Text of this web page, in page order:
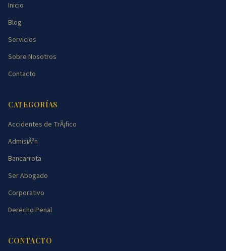
Inicio
Blog
Servicios
Sobre Nosotros
Contacto
CATEGORÍAS
Accidentes de TrÃ¡fico
AdmisiÃ³n
Bancarrota
Ser Abogado
Corporativo
Derecho Penal
CONTACTO